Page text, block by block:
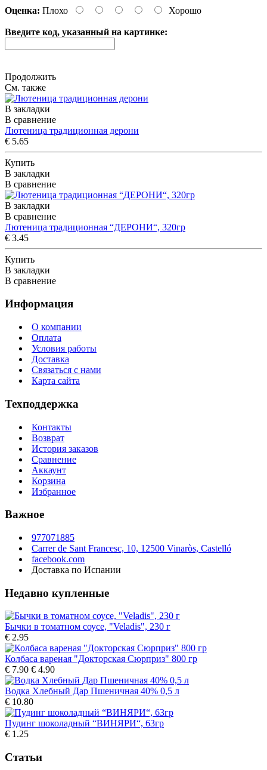
Оценка: Плохо Хорошо
Введите код, указанный на картинке:
Продолжить
См. также
В закладки
В сравнение
Лютеница традиционная дерони
€ 5.65
Купить
В закладки
В сравнение
В закладки
В сравнение
Лютеница традиционная “ДЕРОНИ“, 320гp
€ 3.45
Купить
В закладки
В сравнение
Информация
О компании
Оплата
Условия работы
Доставка
Связаться с нами
Карта сайта
Техподдержка
Контакты
Возврат
История заказов
Сравнение
Аккаунт
Корзина
Избранное
Важное
977071885
Carrer de Sant Francesc, 10, 12500 Vinaròs, Castelló
facebook.com
Доставка по Испании
Недавно купленные
Бычки в томатном соусе, "Veladis", 230 г
€ 2.95
Колбаса вареная "Докторская Сюрприз" 800 гр
€ 7.90 € 4.90
Водка Хлебный Дар Пшеничная 40% 0,5 л
€ 10.80
Пудинг шоколадный “ВИНЯРИ“, 63гp
€ 1.25
Статьи